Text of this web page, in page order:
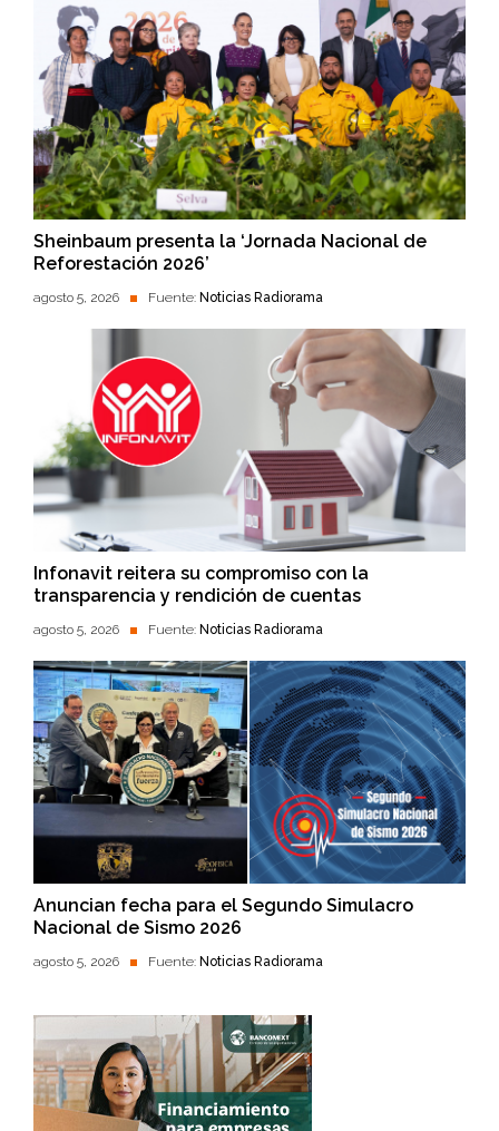
Sheinbaum presenta la ‘Jornada Nacional de
Reforestación 2026’
agosto 5, 2026 Fuente: Noticias Radiorama
Infonavit reitera su compromiso con la
transparencia y rendición de cuentas
agosto 5, 2026 Fuente: Noticias Radiorama
Anuncian fecha para el Segundo Simulacro
Nacional de Sismo 2026
agosto 5, 2026 Fuente: Noticias Radiorama